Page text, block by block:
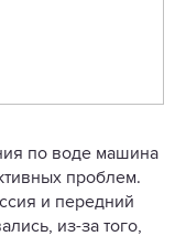
по воде машина
проблем.
и передний
из-за того,